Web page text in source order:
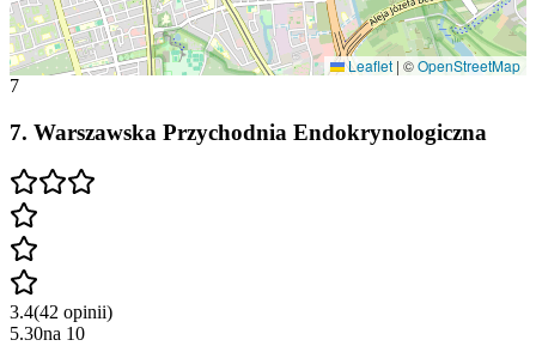
Leaflet | ©OpenStreetMap
7
7. Warszawska Przychodnia Endokrynologiczna
3.4(42 opinii)
5.30na 10